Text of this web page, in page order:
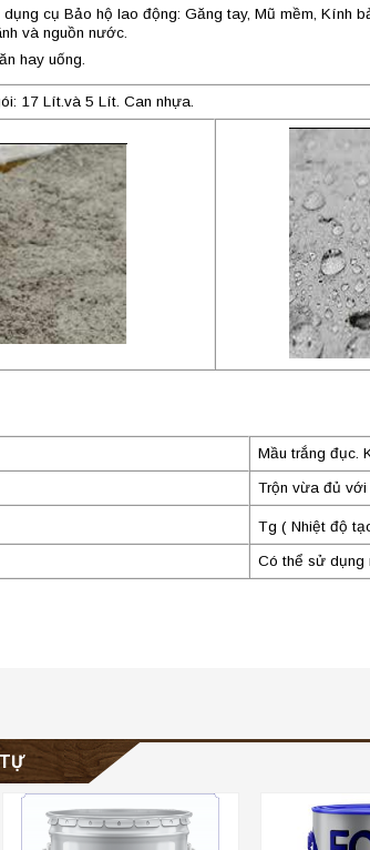
dụng cụ Bảo hộ lao động: Găng tay, Mũ mềm, Kính
và nguồn nước.
hay uống.
17 Lít.và 5 Lít. Can nhựa.
Mầu trắng đục.
Trộn vừa đủ với
Tg ( Nhiệt độ
Có thể sử dụng